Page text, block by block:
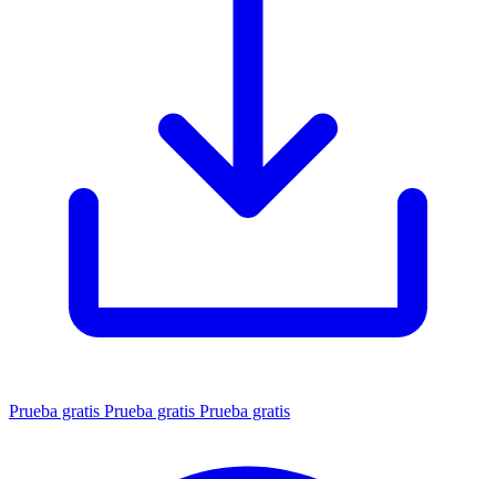
Prueba gratis Prueba gratis Prueba gratis